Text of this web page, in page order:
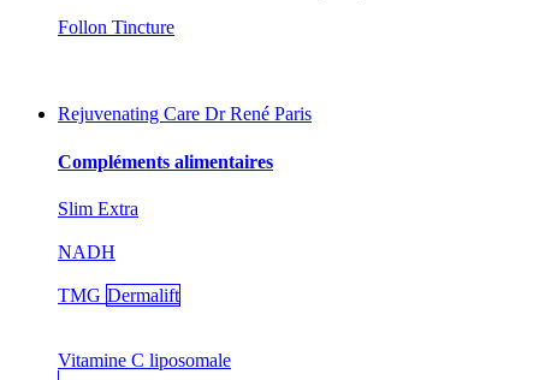
Follon Tincture
Rejuvenating Care Dr René Paris
Compléments alimentaires
Slim Extra
NADH
TMG Dermalift
Vitamine C liposomale